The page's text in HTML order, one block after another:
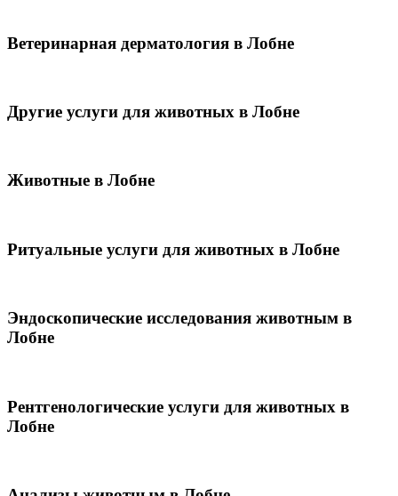
Ветеринарная дерматология в Лобне
Другие услуги для животных в Лобне
Животные в Лобне
Ритуальные услуги для животных в Лобне
Эндоскопические исследования животным в
Лобне
Рентгенологические услуги для животных в
Лобне